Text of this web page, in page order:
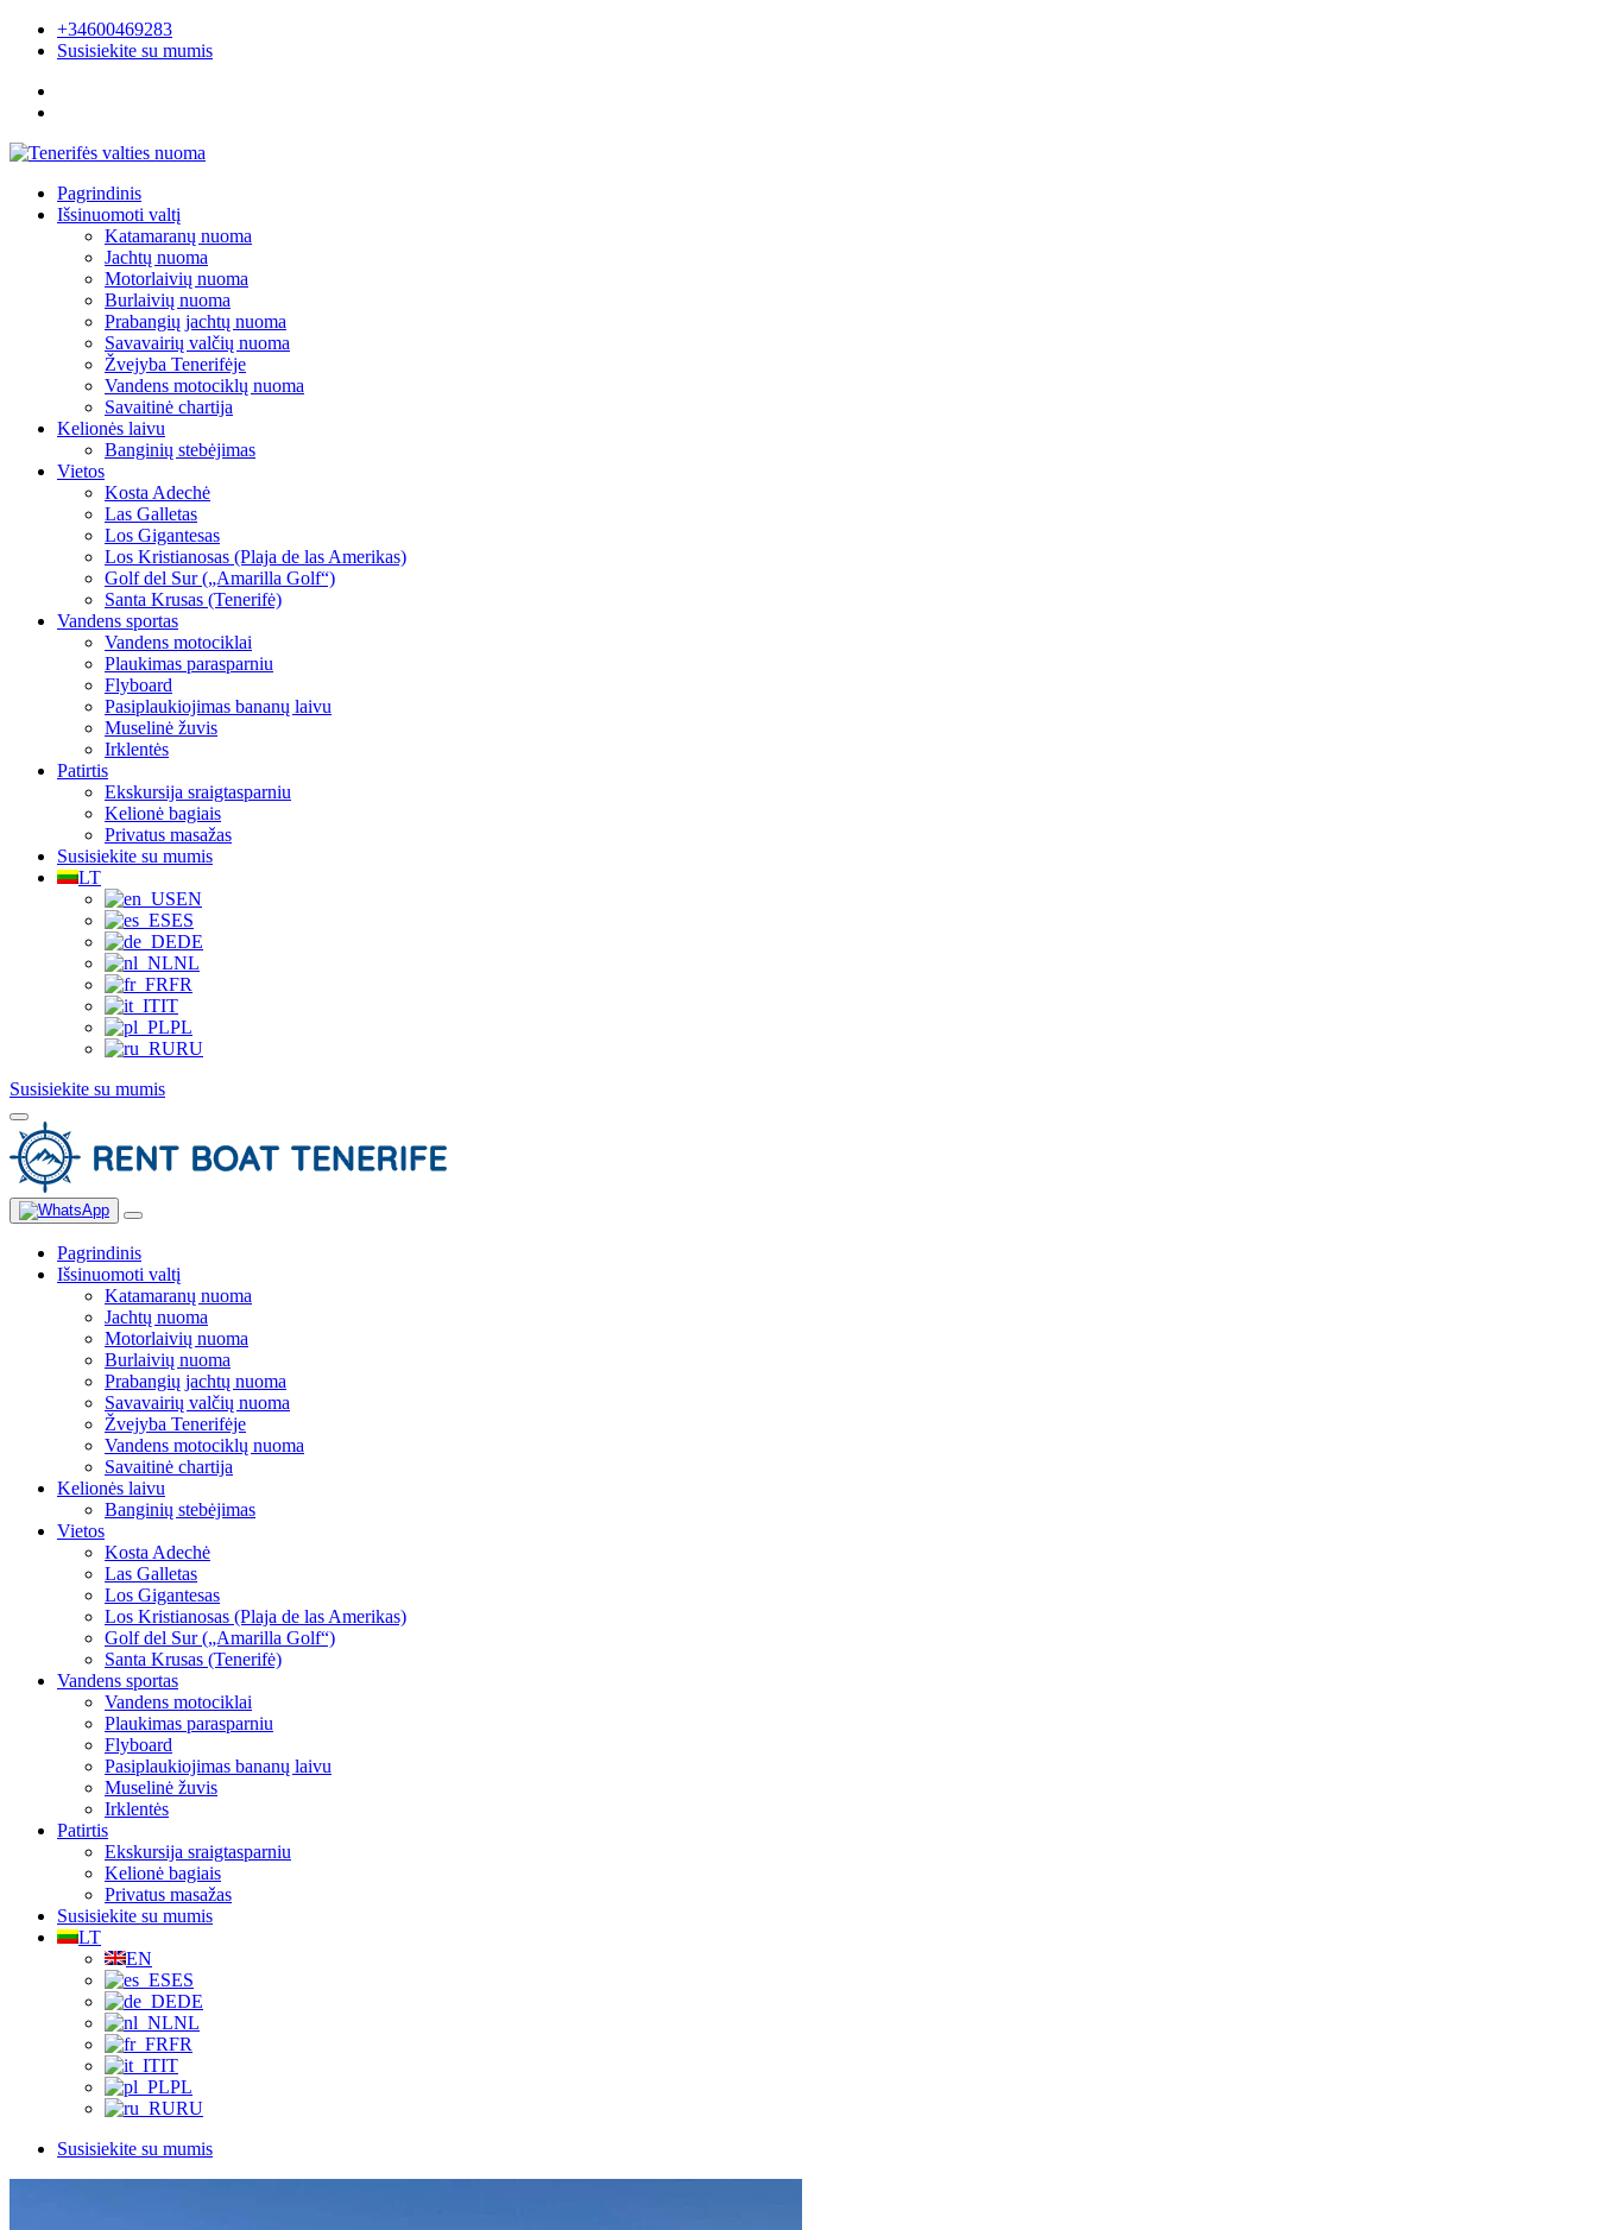
+34600469283
Susisiekite su mumis
Pagrindinis
Išsinuomoti valtį
Katamaranų nuoma
Jachtų nuoma
Motorlaivių nuoma
Burlaivių nuoma
Prabangių jachtų nuoma
Savavairių valčių nuoma
Žvejyba Tenerifėje
Vandens motociklų nuoma
Savaitinė chartija
Kelionės laivu
Banginių stebėjimas
Vietos
Kosta Adechė
Las Galletas
Los Gigantesas
Los Kristianosas (Plaja de las Amerikas)
Golf del Sur („Amarilla Golf“)
Santa Krusas (Tenerifė)
Vandens sportas
Vandens motociklai
Plaukimas parasparniu
Flyboard
Pasiplaukiojimas bananų laivu
Muselinė žuvis
Irklentės
Patirtis
Ekskursija sraigtasparniu
Kelionė bagiais
Privatus masažas
Susisiekite su mumis
LT
EN
ES
DE
NL
FR
IT
PL
RU
Susisiekite su mumis
Pagrindinis
Išsinuomoti valtį
Katamaranų nuoma
Jachtų nuoma
Motorlaivių nuoma
Burlaivių nuoma
Prabangių jachtų nuoma
Savavairių valčių nuoma
Žvejyba Tenerifėje
Vandens motociklų nuoma
Savaitinė chartija
Kelionės laivu
Banginių stebėjimas
Vietos
Kosta Adechė
Las Galletas
Los Gigantesas
Los Kristianosas (Plaja de las Amerikas)
Golf del Sur („Amarilla Golf“)
Santa Krusas (Tenerifė)
Vandens sportas
Vandens motociklai
Plaukimas parasparniu
Flyboard
Pasiplaukiojimas bananų laivu
Muselinė žuvis
Irklentės
Patirtis
Ekskursija sraigtasparniu
Kelionė bagiais
Privatus masažas
Susisiekite su mumis
LT
EN
ES
DE
NL
FR
IT
PL
RU
Susisiekite su mumis